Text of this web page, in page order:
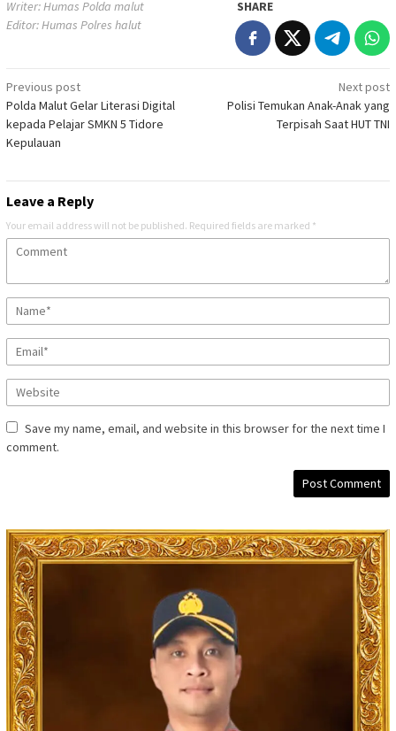
Writer: Humas Polda malut
Editor: Humas Polres halut
SHARE
Post
navigation
Previous post
Polda Malut Gelar Literasi Digital
kepada Pelajar SMKN 5 Tidore
Kepulauan
Next post
Polisi Temukan Anak-Anak yang
Terpisah Saat HUT TNI
Leave a Reply
Your email address will not be published. Required fields are marked *
Save my name, email, and website in this browser for the next time I
comment.